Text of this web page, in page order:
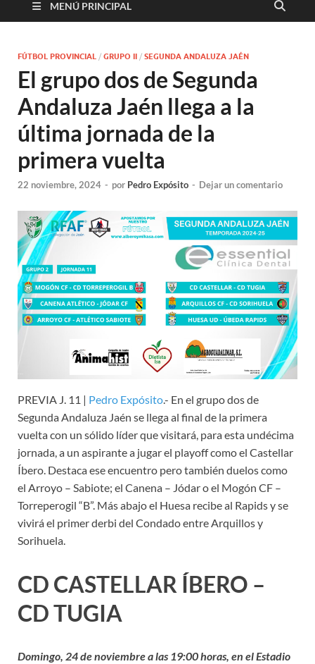
MENÚ PRINCIPAL
FÚTBOL PROVINCIAL / GRUPO II / SEGUNDA ANDALUZA JAÉN
El grupo dos de Segunda
Andaluza Jaén llega a la
última jornada de la
primera vuelta
22 noviembre, 2024 - por Pedro Expósito - Dejar un comentario
PREVIA J. 11 | Pedro Expósito.- En el grupo dos de
Segunda Andaluza Jaén se llega al final de la primera
vuelta con un sólido líder que visitará, para esta undécima
jornada, a un aspirante a jugar el playoff como el Castellar
Íbero. Destaca ese encuentro pero también duelos como
el Arroyo – Sabiote; el Canena – Jódar o el Mogón CF –
Torreperogil “B”. Más abajo el Huesa recibe al Rapids y se
vivirá el primer derbi del Condado entre Arquillos y
Sorihuela.
CD CASTELLAR ÍBERO –
CD TUGIA
Domingo, 24 de noviembre a las 19:00 horas, en el Estadio